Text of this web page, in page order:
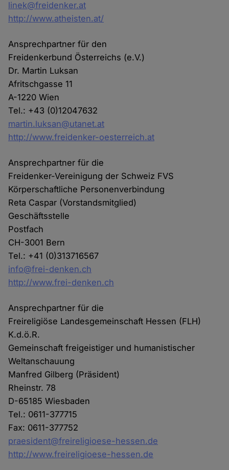
linek@freidenker.at
http://www.atheisten.at/
Ansprechpartner für den
Freidenkerbund Österreichs (e.V.)
Dr. Martin Luksan
Afritschgasse 11
A-1220 Wien
Tel.: +43 (0)12047632
martin.luksan@utanet.at
http://www.freidenker-oesterreich.at
Ansprechpartner für die
Freidenker-Vereinigung der Schweiz FVS
Körperschaftliche Personenverbindung
Reta Caspar (Vorstandsmitglied)
Geschäftsstelle
Postfach
CH-3001 Bern
Tel.: +41 (0)313716567
info@frei-denken.ch
http://www.frei-denken.ch
Ansprechpartner für die
Freireligiöse Landesgemeinschaft Hessen (FLH)
K.d.ö.R.
Gemeinschaft freigeistiger und humanistischer
Weltanschauung
Manfred Gilberg (Präsident)
Rheinstr. 78
D-65185 Wiesbaden
Tel.: 0611-377715
Fax: 0611-377752
praesident@freireligioese-hessen.de
http://www.freireligioese-hessen.de